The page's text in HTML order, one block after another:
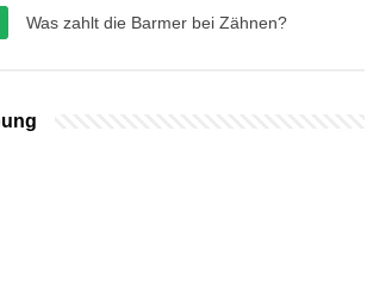
Was zahlt die Barmer bei Zähnen?